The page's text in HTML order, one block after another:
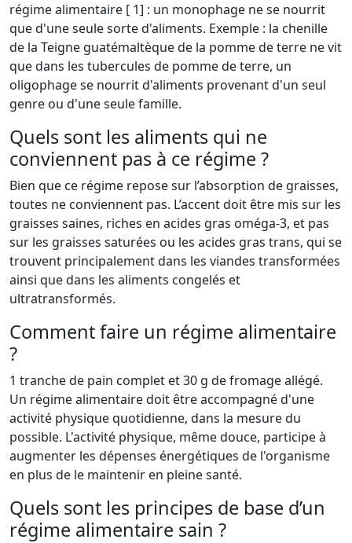
régime alimentaire [ 1] : un monophage ne se nourrit
que d'une seule sorte d'aliments. Exemple : la chenille
de la Teigne guatémaltèque de la pomme de terre ne vit
que dans les tubercules de pomme de terre, un
oligophage se nourrit d'aliments provenant d'un seul
genre ou d'une seule famille.
Quels sont les aliments qui ne
conviennent pas à ce régime ?
Bien que ce régime repose sur l’absorption de graisses,
toutes ne conviennent pas. L’accent doit être mis sur les
graisses saines, riches en acides gras oméga-3, et pas
sur les graisses saturées ou les acides gras trans, qui se
trouvent principalement dans les viandes transformées
ainsi que dans les aliments congelés et
ultratransformés.
Comment faire un régime alimentaire
?
1 tranche de pain complet et 30 g de fromage allégé.
Un régime alimentaire doit être accompagné d'une
activité physique quotidienne, dans la mesure du
possible. L'activité physique, même douce, participe à
augmenter les dépenses énergétiques de l'organisme
en plus de le maintenir en pleine santé.
Quels sont les principes de base d’un
régime alimentaire sain ?